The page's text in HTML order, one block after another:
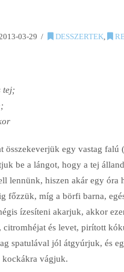
03-29 DESSZERTEK,
tej;
összekeverjük egy vastag
be a lángot, hogy a tej
lennünk, hiszen akár egy óra
főzzük, míg a börfi barna,
ízesíteni akarjuk, akkor
citromhéjat és levet, pirított
spatulával jól átgyúrjuk, és
vágjuk.